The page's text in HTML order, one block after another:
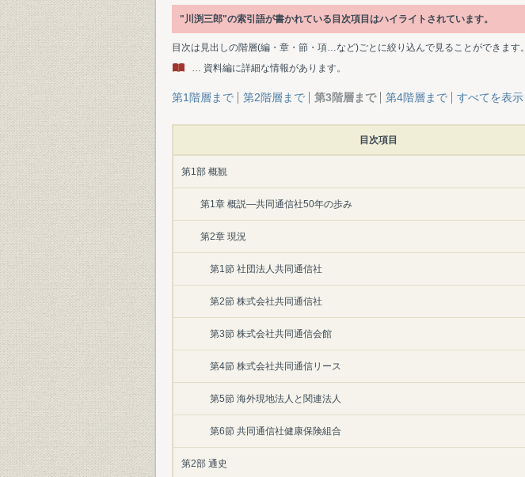
"川渕三郎"の索引語が書かれている目次項目はハイライトされています。
目次は見出しの階層(編・章・節・項…など)ごとに絞り込んで見ることができます。
… 資料編に詳細な情報があります。
第1階層まで 第2階層まで 第3階層まで 第4階層まで すべてを表示
目次項目
第1部 概観
第1章 概説―共同通信社50年の歩み
第2章 現況
第1節 社団法人共同通信社
第2節 株式会社共同通信社
第3節 株式会社共同通信会館
第4節 株式会社共同通信リース
第5節 海外現地法人と関連法人
第6節 共同通信社健康保険組合
第2部 通史